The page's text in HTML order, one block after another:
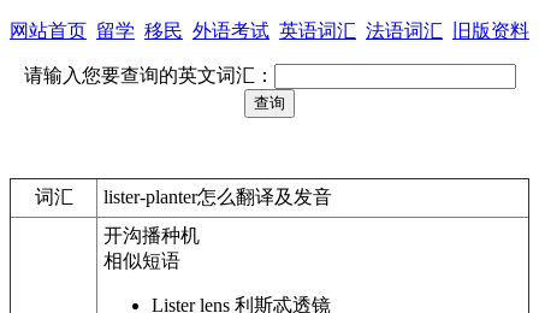
网站首页 留学 移民 外语考试 英语词汇 法语词汇 旧版资料
请输入您要查询的英文词汇：
词汇 lister-planter怎么翻译及发音
开沟播种机
相似短语
Lister lens 利斯忒透镜